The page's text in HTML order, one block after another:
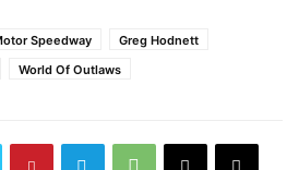
Speedway
Greg Hodnett
World Of Outlaws